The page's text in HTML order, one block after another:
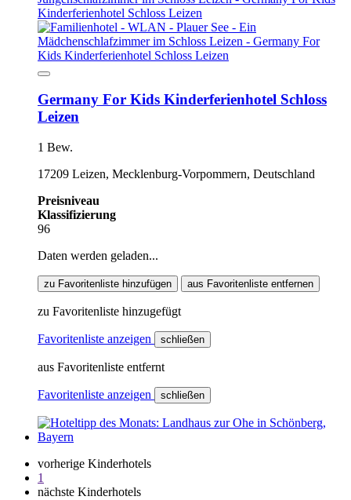
Germany For Kids Kinderferienhotel Schloss
Leizen
1 Bew.
17209 Leizen, Mecklenburg-Vorpommern, Deutschland
Preisniveau
Klassifizierung
96
Daten werden geladen...
zu Favoritenliste hinzufügen aus Favoritenliste entfernen
zu Favoritenliste hinzugefügt
Favoritenliste anzeigen schließen
aus Favoritenliste entfernt
Favoritenliste anzeigen schließen
vorherige Kinderhotels
1
nächste Kinderhotels